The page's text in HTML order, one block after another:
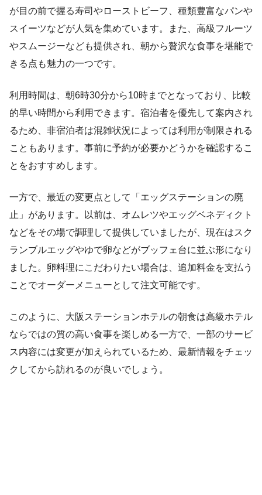
が目の前で握る寿司やローストビーフ、種類豊富なパンや
スイーツなどが人気を集めています。また、高級フルーツ
やスムージーなども提供され、朝から贅沢な食事を堪能で
きる点も魅力の一つです。
利用時間は、朝6時30分から10時までとなっており、比較
的早い時間から利用できます。宿泊者を優先して案内され
るため、非宿泊者は混雑状況によっては利用が制限される
こともあります。事前に予約が必要かどうかを確認するこ
とをおすすめします。
一方で、最近の変更点として「エッグステーションの廃
止」があります。以前は、オムレツやエッグベネディクト
などをその場で調理して提供していましたが、現在はスク
ランブルエッグやゆで卵などがブッフェ台に並ぶ形になり
ました。卵料理にこだわりたい場合は、追加料金を支払う
ことでオーダーメニューとして注文可能です。
このように、大阪ステーションホテルの朝食は高級ホテル
ならではの質の高い食事を楽しめる一方で、一部のサービ
ス内容には変更が加えられているため、最新情報をチェッ
クしてから訪れるのが良いでしょう。